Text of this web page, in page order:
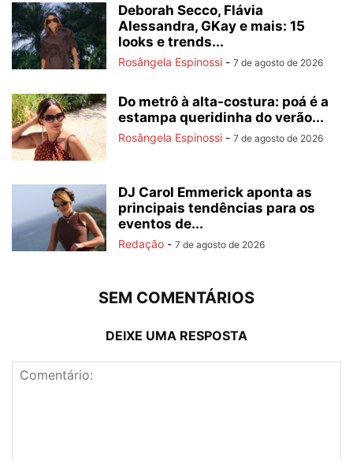
Deborah Secco, Flávia
Alessandra, GKay e mais: 15
looks e trends...
Rosângela Espinossi - 7 de agosto de 2026
Do metrô à alta-costura: poá é a
estampa queridinha do verão...
Rosângela Espinossi - 7 de agosto de 2026
DJ Carol Emmerick aponta as
principais tendências para os
eventos de...
Redação - 7 de agosto de 2026
SEM COMENTÁRIOS
DEIXE UMA RESPOSTA